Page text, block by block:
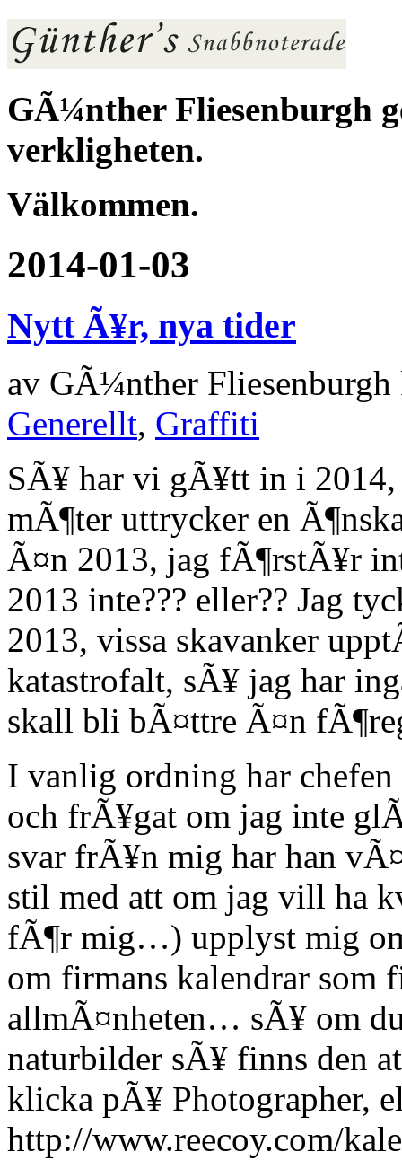
GÃ¼nther Fliesenburgh
verkligheten.
Välkommen.
2014-01-03
Nytt Ã¥r, nya tider
av GÃ¼nther Fliesenburgh
Generellt, Graffiti
SÃ¥ har vi gÃ¥tt in i
mÃ¶ter uttrycker en
Ã¤n 2013, jag fÃ¶rstÃ¥r
2013 inte??? eller?? Jag
2013, vissa skavanker
katastrofalt, sÃ¥ jag har
skall bli bÃ¤ttre Ã¤n
I vanlig ordning har
och frÃ¥gat om jag inte
svar frÃ¥n mig har han
stil med att om jag vill ha
fÃ¶r mig…) upplyst mig
om firmans kalendrar som
allmÃ¤nheten… sÃ¥ om
naturbilder sÃ¥ finns den
klicka pÃ¥ Photographer,
http://www.reecoy.com/